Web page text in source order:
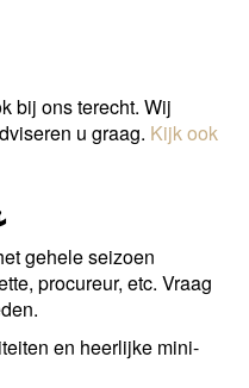
bij ons terecht. Wij
u graag. Kijk ook
gehele seizoen
procureur, etc. Vraag
en heerlijke mini-